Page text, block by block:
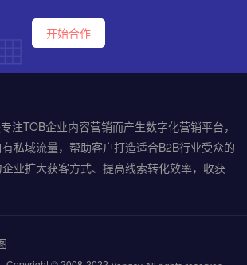
开始合作
注TOB企业内容营销而产生数字化营销平台，
私域流量，帮助客户打造适合B2B行业受众的
业扩大获客方式、提高线索转化效率，收获